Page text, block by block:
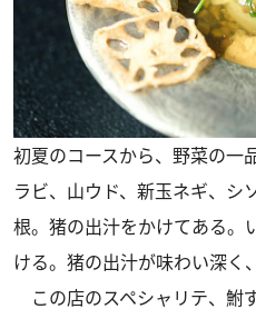
初夏のコースから、野菜の一
ラビ、山ウド、新玉ネギ、シ
根。猪の出汁をかけてある。
ける。猪の出汁が味わい深く
この店のスペシャリテ、鮒